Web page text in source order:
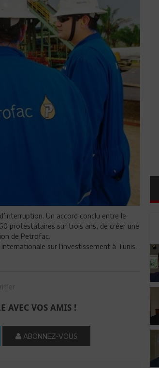
Un accord conclu entre le
protestataires sur trois ans, de créer une
de Petrofac.
sur l'investissement à Tunis.
AVEC VOS AMIS !
ABONNEZ-VOUS